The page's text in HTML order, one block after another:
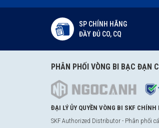
SP CHÍNH HÃNG
ĐẦY ĐỦ CO, CQ
PHÂN PHỐI VÒNG BI BẠC ĐẠN
ĐẠI LÝ ỦY QUYỀN VÒNG BI SKF CHÍNH
SKF Authorized Distributor - Phân phối